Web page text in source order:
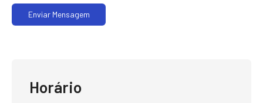
Enviar Mensagem
Horário